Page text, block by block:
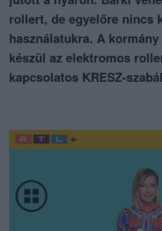
rollert, de egyelőre nincs
használatukra. A
készül az elektromos
kapcsolatos KRESZ-